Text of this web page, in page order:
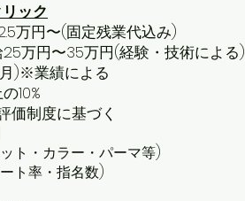
ック
万円〜(固定残業代込み)
25万円〜35万円(経験・技術による)
月)※業績による
10%
価制度に基づく
ト・カラー・パーマ等)
ト率・指名数)